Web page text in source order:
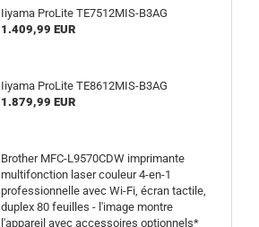
Iiyama ProLite TE7512MIS-B3AG
1.409,99 EUR
Iiyama ProLite TE8612MIS-B3AG
1.879,99 EUR
Brother MFC-L9570CDW imprimante
multifonction laser couleur 4-en-1
professionnelle avec Wi-Fi, écran tactile,
duplex 80 feuilles - l'image montre
l'appareil avec accessoires optionnels*